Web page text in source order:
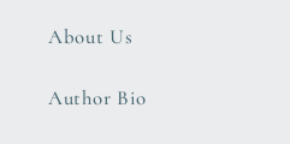
About Us
Author Bio